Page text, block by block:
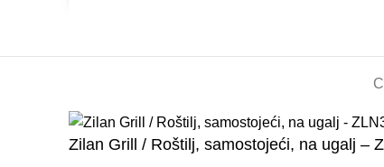
Zilan Grill / Roštilj, samostojeći, na ugalj –